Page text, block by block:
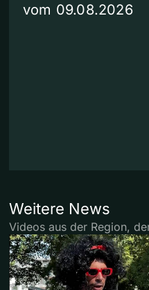
vom 09.08.2026
Weitere News
Videos aus der Region,